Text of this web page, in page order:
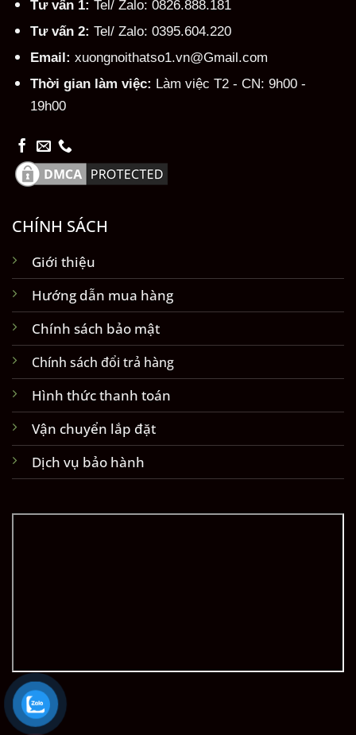
Tư vấn 1: Tel/ Zalo: 0826.888.181
Tư vấn 2: Tel/ Zalo: 0395.604.220
Email: xuongnoithatso1.vn@Gmail.com
Thời gian làm việc: Làm việc T2 - CN: 9h00 -
19h00
CHÍNH SÁCH
Giới thiệu
Hướng dẫn mua hàng
Chính sách bảo mật
Chính sách đổi trả hàng
Hình thức thanh toán
Vận chuyển lắp đặt
Dịch vụ bảo hành